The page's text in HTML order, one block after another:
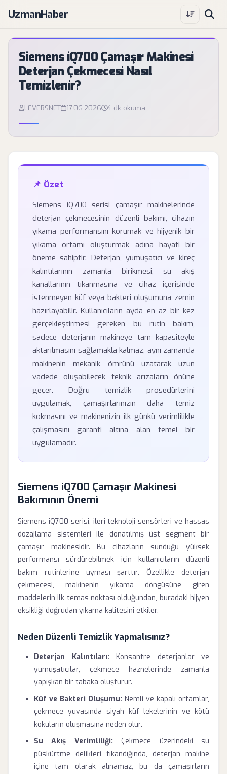
UzmanHaber
Siemens iQ700 Çamaşır Makinesi
Deterjan Çekmecesi Nasıl
Temizlenir?
LEVERSNET 17.06.2026 4 dk okuma
📌 Özet
Siemens iQ700 serisi çamaşır makinelerinde
deterjan çekmecesinin düzenli bakımı, cihazın
yıkama performansını korumak ve hijyenik bir
yıkama ortamı oluşturmak adına hayati bir
öneme sahiptir. Deterjan, yumuşatıcı ve kireç
kalıntılarının zamanla birikmesi, su akış
kanallarının tıkanmasına ve cihaz içerisinde
istenmeyen küf veya bakteri oluşumuna zemin
hazırlayabilir. Kullanıcıların ayda en az bir kez
gerçekleştirmesi gereken bu rutin bakım,
sadece deterjanın makineye tam kapasiteyle
aktarılmasını sağlamakla kalmaz, aynı zamanda
makinenin mekanik ömrünü uzatarak uzun
vadede oluşabilecek teknik arızaların önüne
geçer. Doğru temizlik prosedürlerini
uygulamak, çamaşırlarınızın daha temiz
kokmasını ve makinenizin ilk günkü verimlilikle
çalışmasını garanti altına alan temel bir
uygulamadır.
Siemens iQ700 Çamaşır Makinesi
Bakımının Önemi
Siemens iQ700 serisi, ileri teknoloji sensörleri ve hassas
dozajlama sistemleri ile donatılmış üst segment bir
çamaşır makinesidir. Bu cihazların sunduğu yüksek
performansı sürdürebilmek için kullanıcıların düzenli
bakım rutinlerine uyması şarttır. Özellikle deterjan
çekmecesi, makinenin yıkama döngüsüne giren
maddelerin ilk temas noktası olduğundan, buradaki hijyen
eksikliği doğrudan yıkama kalitesini etkiler.
Neden Düzenli Temizlik Yapmalısınız?
Deterjan Kalıntıları: Konsantre deterjanlar ve
yumuşatıcılar, çekmece haznelerinde zamanla
yapışkan bir tabaka oluşturur.
Küf ve Bakteri Oluşumu: Nemli ve kapalı ortamlar,
çekmece yuvasında siyah küf lekelerinin ve kötü
kokuların oluşmasına neden olur.
Su Akış Verimliliği: Çekmece üzerindeki su
püskürtme delikleri tıkandığında, deterjan makine
içine tam olarak alınamaz, bu da çamaşırların